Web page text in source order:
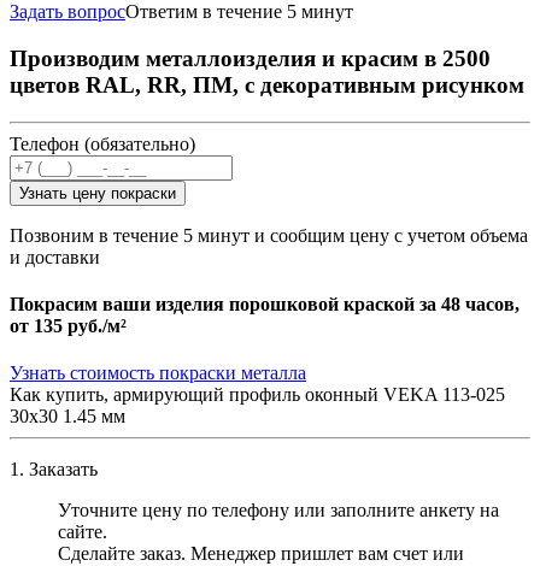
Задать вопросОтветим в течение 5 минут
Производим металлоизделия и красим в 2500
цветов RAL, RR, ПМ, с декоративным рисунком
Телефон (обязательно)
Узнать цену покраски
Позвоним в течение 5 минут и сообщим цену с учетом объема
и доставки
Покрасим ваши изделия порошковой краской за 48 часов,
от 135 руб./м²
Узнать стоимость покраски металла
Как купить, армирующий профиль оконный VEKA 113-025
30х30 1.45 мм
1. Заказать
Уточните цену по телефону или заполните анкету на
сайте.
Сделайте заказ. Менеджер пришлет вам счет или